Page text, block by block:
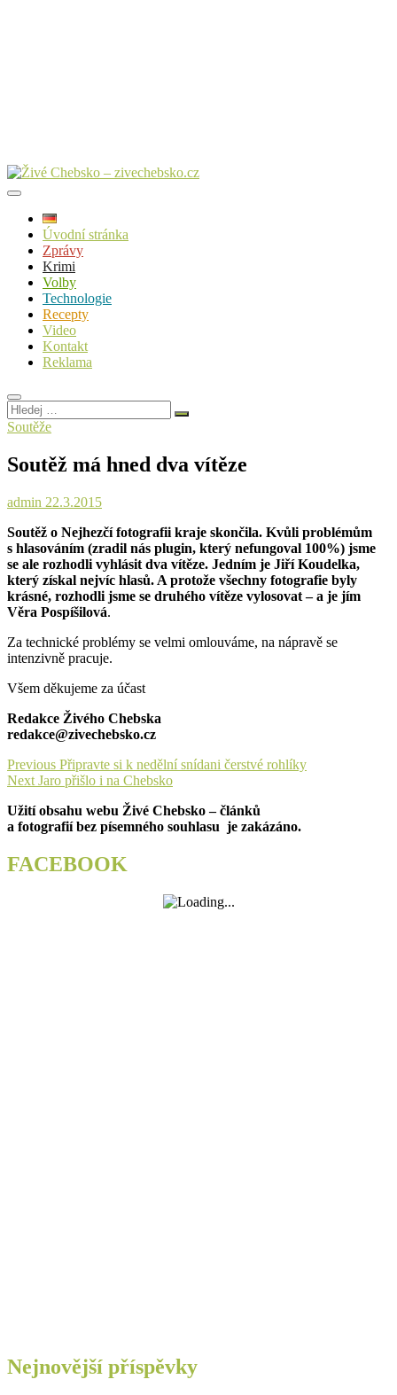
Úvodní stránka
Zprávy
Krimi
Volby
Technologie
Recepty
Video
Kontakt
Reklama
Hledej
…
Soutěže
Soutěž má hned dva vítěze
admin 22.3.2015
Soutěž o Nejhezčí fotografii kraje skončila. Kvůli problémům
s hlasováním (zradil nás plugin, který nefungoval 100%) jsme
se ale rozhodli vyhlásit dva vítěze. Jedním je Jiří Koudelka,
který získal nejvíc hlasů. A protože všechny fotografie byly
krásné, rozhodli jsme se druhého vítěze vylosovat – a je jím
Věra Pospíšilová.
Za technické problémy se velmi omlouváme, na nápravě se
intenzivně pracuje.
Všem děkujeme za účast
Redakce Živého Chebska
redakce@zivechebsko.cz
Navigace
pro
příspěvek
Previous Previous
post:
Připravte si k nedělní snídani čerstvé rohlíky
Next Next
Jaro přišlo i na Chebsko
Užití obsahu webu Živé Chebsko – článků
a fotografií bez písemného souhlasu je zakázáno.
FACEBOOK
Nejnovější příspěvky